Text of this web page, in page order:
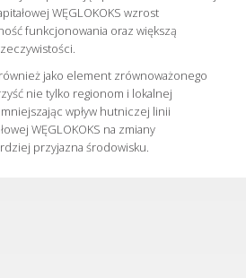
WĘGLOKOKS wzrost
funkcjonowania oraz większą
jako element zrównoważonego
nie tylko regionom i lokalnej
wpływ hutniczej linii
WĘGLOKOKS na zmiany
przyjazna środowisku.